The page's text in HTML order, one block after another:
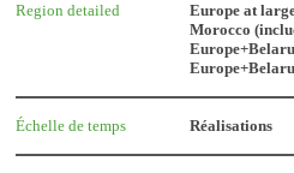
Region detailed
Europe at
Morocco
Échelle de temps Réalisations